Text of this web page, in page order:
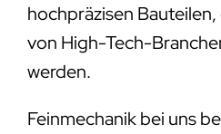
hochpräzisen
von High-Tech-
werden.
Feinmechanik bei uns